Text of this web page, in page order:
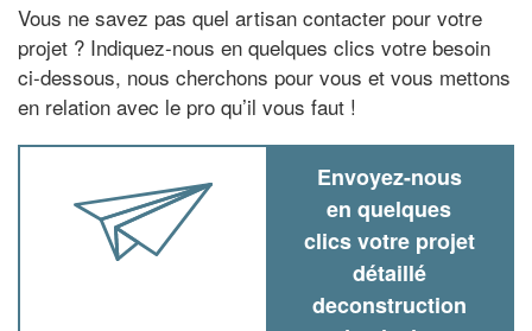
Vous ne savez pas quel artisan contacter pour votre
projet ? Indiquez-nous en quelques clics votre besoin
ci-dessous, nous cherchons pour vous et vous mettons
en relation avec le pro qu’il vous faut !
Envoyez-nous
en quelques
clics votre projet
détaillé
deconstruction